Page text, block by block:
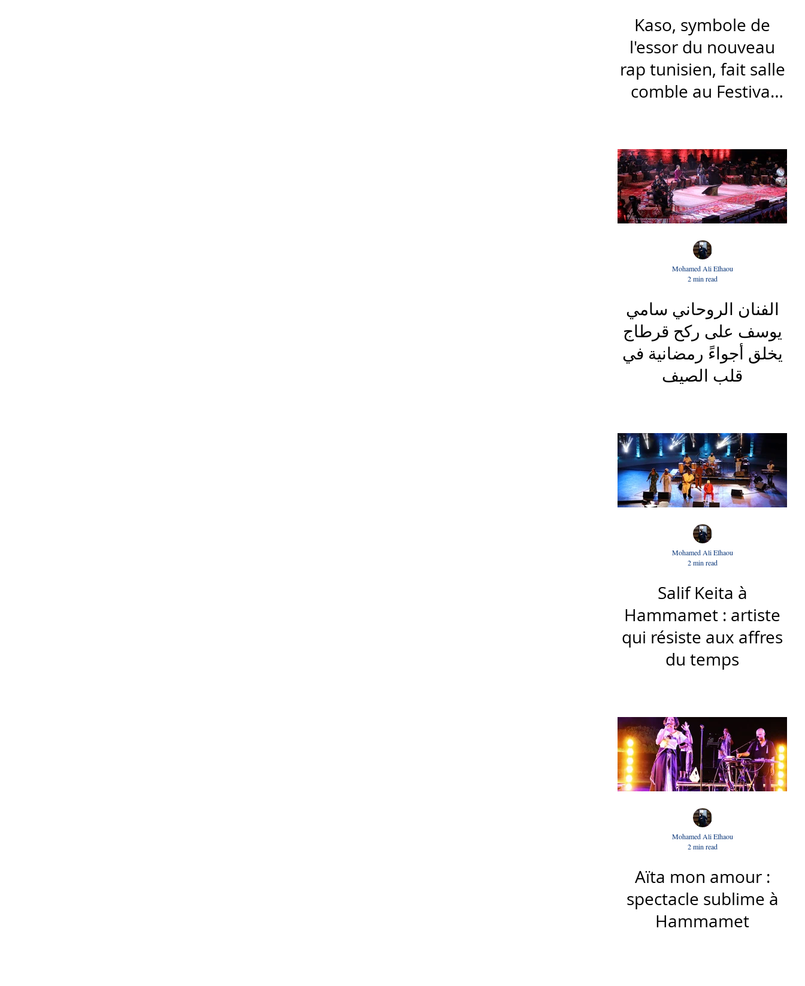
Kaso, symbole de
l'essor du nouveau
rap tunisien, fait salle
comble au Festival
الفنان الروحاني سامي
يوسف على ركح قرطاج
يخلق أجواءً رمضانية في
قلب الصيف
Mohamed Ali Elhaou
2 min read
Salif Keita à
Hammamet : artiste
qui résiste aux affres
du temps
Mohamed Ali Elhaou
2 min read
Aïta mon amour :
spectacle sublime à
Hammamet
Mohamed Ali Elhaou
2 min read